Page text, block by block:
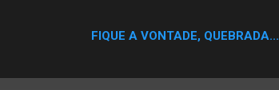
FIQUE A VONTADE, QUEBRADA...